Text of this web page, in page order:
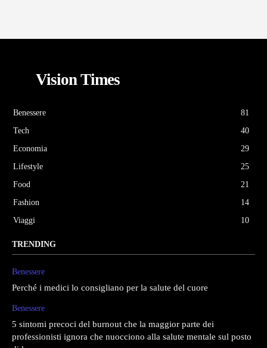
Vision Times
Benessere
81
Tech
40
Economia
29
Lifestyle
25
Food
21
Fashion
14
Viaggi
10
TRENDING
Benessere
Perché i medici lo consigliano per la salute del cuore
Benessere
5 sintomi precoci del burnout che la maggior parte dei
professionisti ignora che nuocciono alla salute mentale sul posto